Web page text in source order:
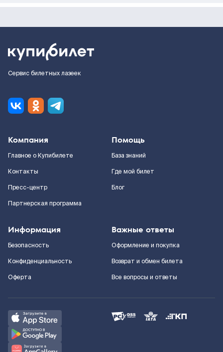
Сервис билетных лазеек
Компания
Главное о Купибилете
Контакты
Пресс-центр
Партнерская программа
Помощь
База знаний
Где мой билет
Блог
Информация
Безопасность
Конфиденциальность
Оферта
Важные ответы
Оформление и покупка
Возврат и обмен билета
Все вопросы и ответы